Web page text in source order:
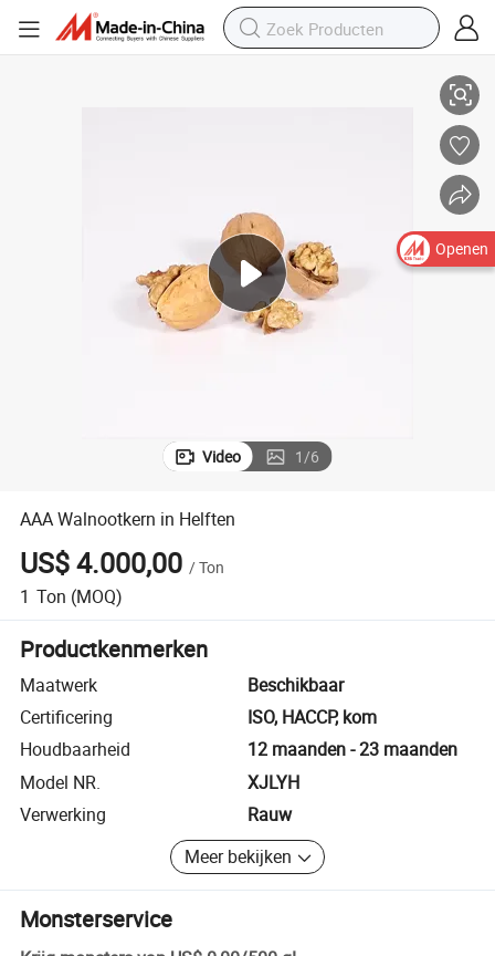
Video 1/6
AAA Walnootkern in Helften
US$ 4.000,00 /Ton
1 Ton (MOQ)
Productkenmerken
Maatwerk
Beschikbaar
Certificering
ISO, HACCP, kom
Houdbaarheid
12 maanden - 23 maanden
Model NR.
XJLYH
Verwerking
Rauw
Meer bekijken
Monsterservice
Openen